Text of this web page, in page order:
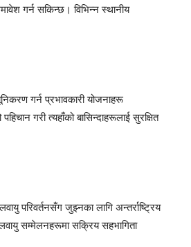
गर्न सकिन्छ। विभिन्न स्थानीय
गर्न प्रभावकारी योजनाहरू
गरी त्यहाँको बासिन्दाहरूलाई सुरक्षित
परिवर्तनसँग जुझ्नका लागि अन्तर्राष्ट्रिय
सम्मेलनहरूमा सक्रिय सहभागिता